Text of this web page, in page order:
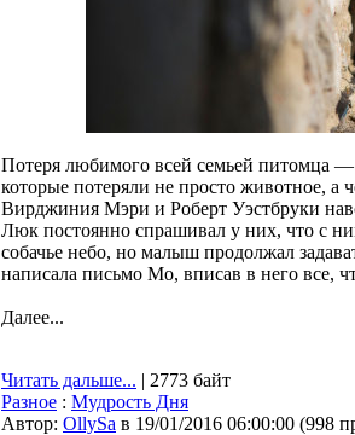
Потеря любимого всей семьей питомца —
которые потеряли не просто животное, а
Вирджиния Мэри и Роберт Уэстбруки
Люк постоянно спрашивал у них, что с
собачье небо, но малыш продолжал
написала письмо Мо, вписав в него все,
Далее...
Читать дальше... | 2773 байт
Разное : Мудрость Дня
Автор: OllySa в 19/01/2016 06:00:00 (998